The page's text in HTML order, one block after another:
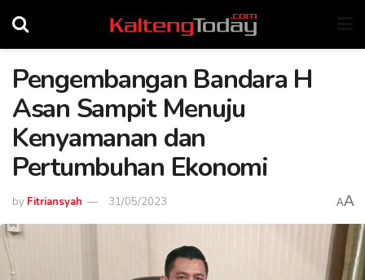
Pengembangan Bandara H
Asan Sampit Menuju
Kenyamanan dan
Pertumbuhan Ekonomi
by Fitriansyah 31/05/2023 AA